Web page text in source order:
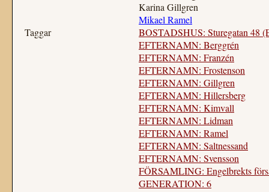
Karina Gillgren
Mikael Ramel
Taggar
BOSTADSHUS: Sturegatan 48
EFTERNAMN: Berggrén
EFTERNAMN: Franzén
EFTERNAMN: Frostenson
EFTERNAMN: Gillgren
EFTERNAMN: Hillersberg
EFTERNAMN: Kimvall
EFTERNAMN: Lidman
EFTERNAMN: Ramel
EFTERNAMN: Saltnessand
EFTERNAMN: Svensson
FÖRSAMLING: Engelbrekts
GENERATION: 6